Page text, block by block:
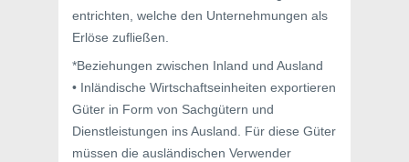
entrichten, welche den Unternehmungen als
Erlöse zufließen.
*Beziehungen zwischen Inland und Ausland
• Inländische Wirtschaftseinheiten exportieren
Güter in Form von Sachgütern und
Dienstleistungen ins Ausland. Für diese Güter
müssen die ausländischen Verwender